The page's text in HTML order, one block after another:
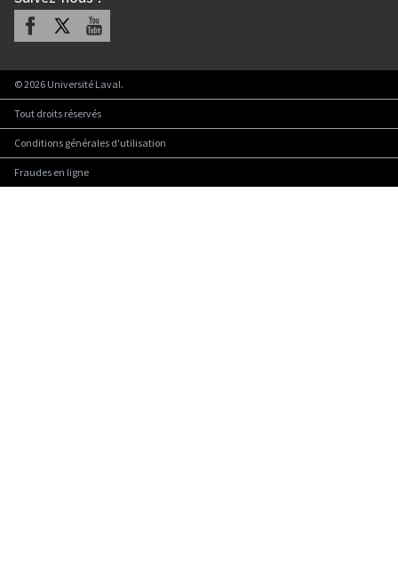
Facebook Youtube
©2026 Université Laval.
Tout droits réservés
Conditions générales d'utilisation
Fraudes en ligne